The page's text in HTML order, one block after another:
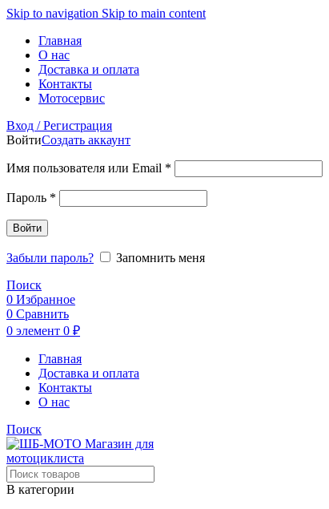
Skip to navigation Skip to main content
Главная
О нас
Доставка и оплата
Контакты
Мотосервис
Вход / Регистрация
ВойтиСоздать аккаунт
Имя пользователя или Email *
Пароль *
Войти
Забыли пароль?
Запомнить меня
Поиск
0 Избранное
0 Сравнить
0 элемент 0 ₽
Главная
Доставка и оплата
Контакты
О нас
Поиск
В категории